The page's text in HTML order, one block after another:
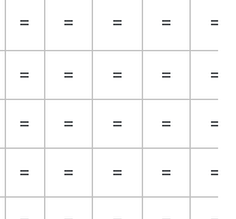
= = = = =
= = = =
=
= = = =
=
= = = =
=